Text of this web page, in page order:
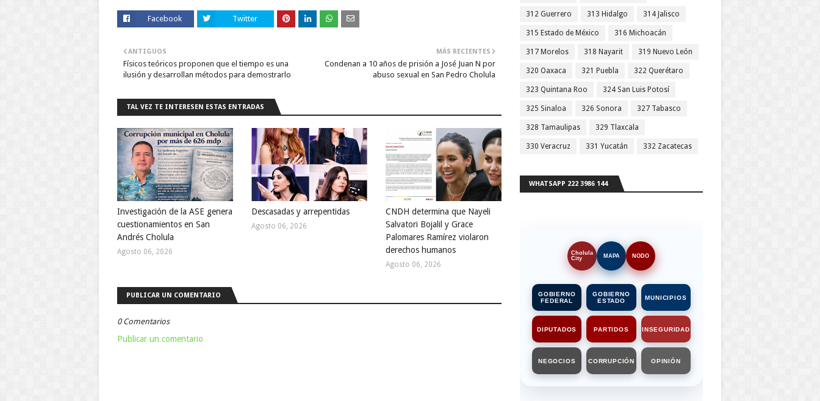
Facebook Twitter
MÁS RECIENTES
Condenan a 10 años de prisión a José Juan N por
abuso sexual en San Pedro Cholula
ANTIGUOS
Físicos teóricos proponen que el tiempo es una
ilusión y desarrollan métodos para demostrarlo
TAL VEZ TE INTERESEN ESTAS ENTRADAS
Investigación de la ASE genera
cuestionamientos en San
Andrés Cholula
Agosto 06, 2026
Descasadas y arrepentidas
Agosto 06, 2026
CNDH determina que Nayeli
Salvatori Bojalil y Grace
Palomares Ramírez violaron
derechos humanos
Agosto 06, 2026
PUBLICAR UN COMENTARIO
0 Comentarios
Publicar un comentario
312 Guerrero 313 Hidalgo 314 Jalisco
315 Estado de México 316 Michoacán
317 Morelos 318 Nayarit 319 Nuevo León
320 Oaxaca 321 Puebla 322 Querétaro
323 Quintana Roo 324 San Luis Potosí
325 Sinaloa 326 Sonora 327 Tabasco
328 Tamaulipas 329 Tlaxcala
330 Veracruz 331 Yucatán 332 Zacatecas
WHATSAPP 222 3986 144
Cholula
City
MAPA NODO
GOBIERNO
FEDERAL
GOBIERNO
ESTADO
MUNICIPIOS
DIPUTADOS PARTIDOS INSEGURIDAD
NEGOCIOS CORRUPCIÓN OPINIÓN